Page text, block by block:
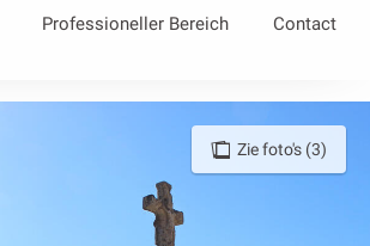
Professioneller Bereich Contact
Zie foto's (3)